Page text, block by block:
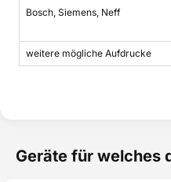
Bosch, Siemens, Neff
weitere mögliche Aufdrucke
Geräte für welches